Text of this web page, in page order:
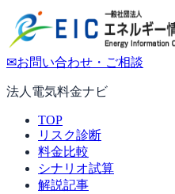
✉お問い合わせ・ご相談
法人電気料金ナビ
TOP
リスク診断
料金比較
シナリオ試算
解説記事